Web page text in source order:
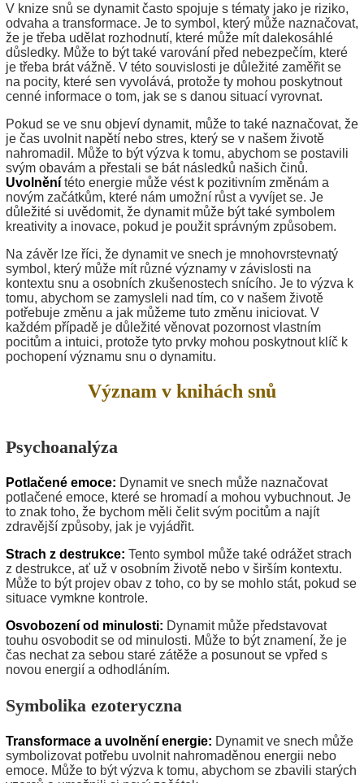
V knize snů se dynamit často spojuje s tématy jako je riziko,
odvaha a transformace. Je to symbol, který může naznačovat,
že je třeba udělat rozhodnutí, které může mít dalekosáhlé
důsledky. Může to být také varování před nebezpečím, které
je třeba brát vážně. V této souvislosti je důležité zaměřit se
na pocity, které sen vyvolává, protože ty mohou poskytnout
cenné informace o tom, jak se s danou situací vyrovnat.
Pokud se ve snu objeví dynamit, může to také naznačovat, že
je čas uvolnit napětí nebo stres, který se v našem životě
nahromadil. Může to být výzva k tomu, abychom se postavili
svým obavám a přestali se bát následků našich činů.
Uvolnění této energie může vést k pozitivním změnám a
novým začátkům, které nám umožní růst a vyvíjet se. Je
důležité si uvědomit, že dynamit může být také symbolem
kreativity a inovace, pokud je použit správným způsobem.
Na závěr lze říci, že dynamit ve snech je mnohovrstevnatý
symbol, který může mít různé významy v závislosti na
kontextu snu a osobních zkušenostech snícího. Je to výzva k
tomu, abychom se zamysleli nad tím, co v našem životě
potřebuje změnu a jak můžeme tuto změnu iniciovat. V
každém případě je důležité věnovat pozornost vlastním
pocitům a intuici, protože tyto prvky mohou poskytnout klíč k
pochopení významu snu o dynamitu.
Význam v knihách snů
Psychoanalýza
Potlačené emoce: Dynamit ve snech může naznačovat
potlačené emoce, které se hromadí a mohou vybuchnout. Je
to znak toho, že bychom měli čelit svým pocitům a najít
zdravější způsoby, jak je vyjádřit.
Strach z destrukce: Tento symbol může také odrážet strach
z destrukce, ať už v osobním životě nebo v širším kontextu.
Může to být projev obav z toho, co by se mohlo stát, pokud se
situace vymkne kontrole.
Osvobození od minulosti: Dynamit může představovat
touhu osvobodit se od minulosti. Může to být znamení, že je
čas nechat za sebou staré zátěže a posunout se vpřed s
novou energií a odhodláním.
Symbolika ezoteryczna
Transformace a uvolnění energie: Dynamit ve snech může
symbolizovat potřebu uvolnit nahromaděnou energii nebo
emoce. Může to být výzva k tomu, abychom se zbavili starých